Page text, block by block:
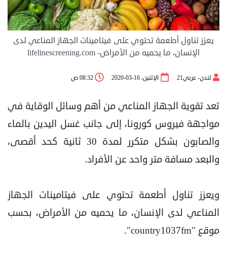
يعزز تناول أطعمة تحتوي على فيتامينات الجهاز المناعي لدى
الإنسان، ما يحميه من الأمراض- lifelinescreening.com
لندن- عربي21 الإثنين، 16-03-2020 08:32 ص
تعد تقوية الجهاز المناعي من أهم وسائل الوقاية في
مواجهة فيروس كورونا، إلى جانب غسل اليدين بالماء
والصابون بشكل متكرر لمدة 30 ثانية كحد أقصى،
والبعد مسافة متر واحد عن الأفراد.
ويعزز تناول أطعمة تحتوي على فيتامينات الجهاز
المناعي لدى الإنسان، ما يحميه من الأمراض، بحسب
موقع "country1037fm".